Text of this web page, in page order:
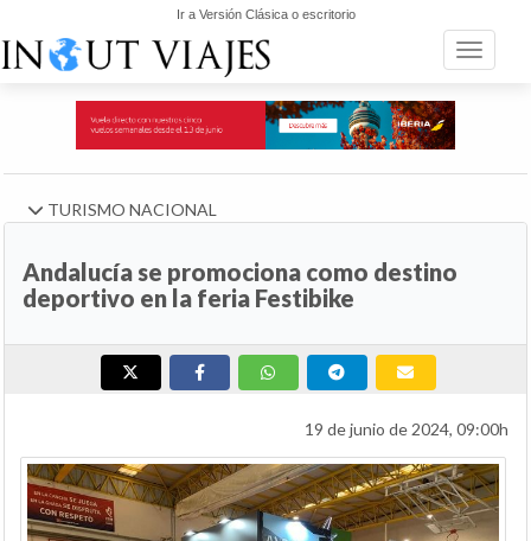
Ir a Versión Clásica o escritorio
Toggle
TURISMO NACIONAL
Andalucía se promociona como destino
deportivo en la feria Festibike
19 de junio de 2024, 09:00h